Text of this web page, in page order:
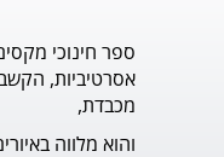
ספר חינוכי
אסרטיביות,
מכבדת,